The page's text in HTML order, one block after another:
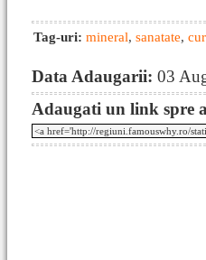
Tag-uri: mineral, sanatate,
Data Adaugarii: 03
Adaugati un link spre